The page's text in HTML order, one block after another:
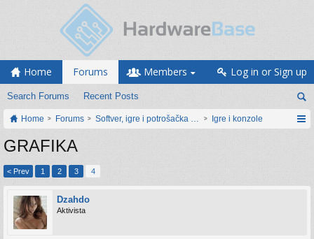
Home Forums
Search Forums Recent Posts
Members Log in or Sign up
Home Forums Softver, igre i potrošačka elektronikaIgre i konzole
GRAFIKA
< Prev 1 2 3 4
Dzahdo
Aktivista